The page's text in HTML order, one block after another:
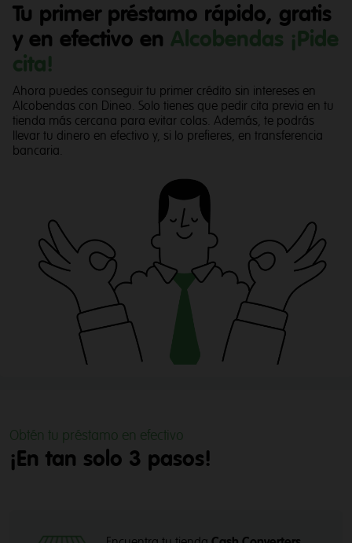
Tu primer préstamo rápido, gratis
y en efectivo en Alcobendas ¡Pide
cita!
Ahora puedes conseguir tu primer crédito sin intereses en
Alcobendas con Dineo. Solo tienes que pedir cita previa en tu
tienda más cercana para evitar colas. Además, te podrás
llevar tu dinero en efectivo y, si lo prefieres, en transferencia
bancaria.
Obtén tu préstamo en efectivo
¡En tan solo 3 pasos!